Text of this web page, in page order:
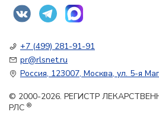
+7 (499) 281-91-91
pr@rlsnet.ru
Россия, 123007, Москва, ул. 5-я
© 2000-2026. РЕГИСТР
РЛС ®